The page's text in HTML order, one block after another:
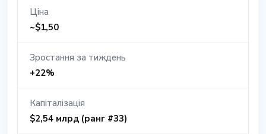
Ціна
~$1,50
Зростання за тиждень
+22%
Капіталізація
$2,54 млрд (ранг #33)